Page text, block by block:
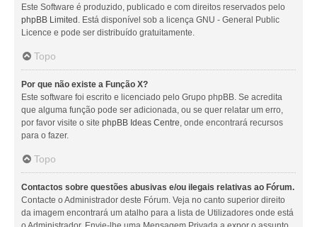
Este Software é produzido, publicado e com direitos reservados pelo
phpBB Limited. Está disponível sob a licença GNU - General Public
Licence e pode ser distribuído gratuitamente.
Topo
Por que não existe a Função X?
Este software foi escrito e licenciado pelo Grupo phpBB. Se acredita
que alguma função pode ser adicionada, ou se quer relatar um erro,
por favor visite o site phpBB Ideas Centre, onde encontrará recursos
para o fazer.
Topo
Contactos sobre questões abusivas e/ou ilegais relativas ao Fórum.
Contacte o Administrador deste Fórum. Veja no canto superior direito
da imagem encontrará um atalho para a lista de Utilizadores onde está